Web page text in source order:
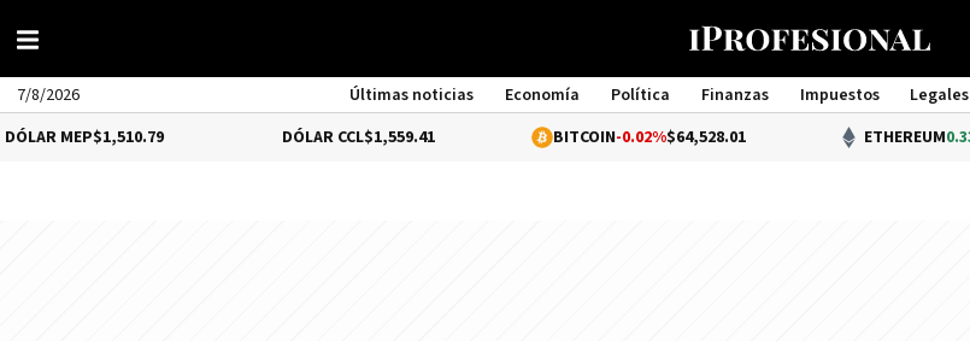
7/8/2026 Últimas noticias Economía Política Finanzas Impuestos Legales
Management
$1,559.41 -0.02%$64,528.01 ETHEREUM0.33%$1,903.87